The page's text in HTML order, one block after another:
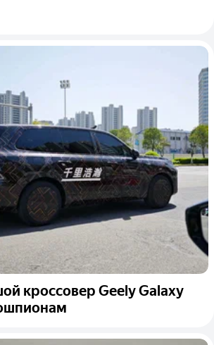
кроссовер Geely Galaxy